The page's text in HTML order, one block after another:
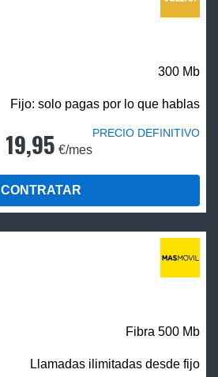
300 Mb
Fijo: solo pagas por lo que hablas
19,95 €/mes
PRECIO DEFINITIVO
CONTRATAR
Fibra 500 Mb
Llamadas ilimitadas desde fijo